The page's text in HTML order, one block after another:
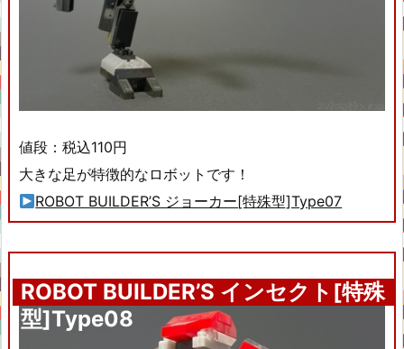
値段：税込110円
大きな足が特徴的なロボットです！
ROBOT BUILDER’S ジョーカー[特殊型]Type07
ROBOT BUILDER’S インセクト[特殊
型]Type08